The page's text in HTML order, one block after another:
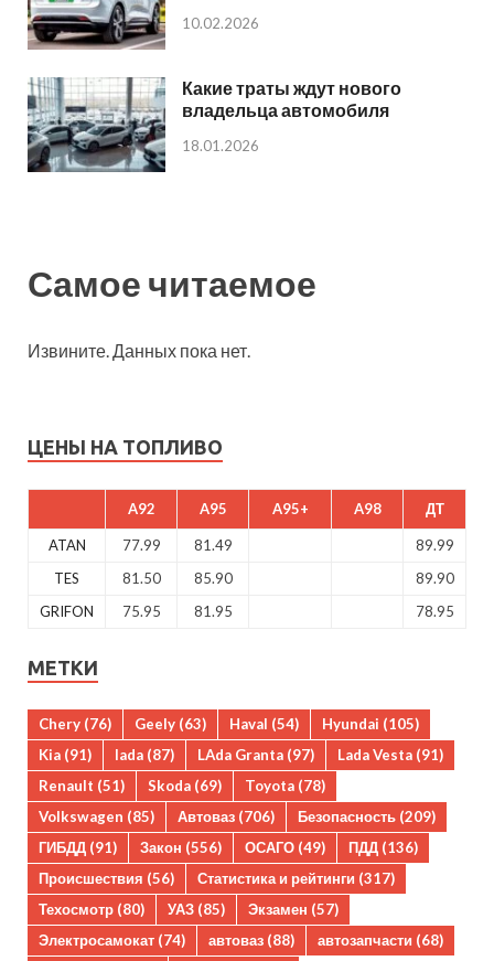
10.02.2026
Какие траты ждут нового
владельца автомобиля
18.01.2026
Самое читаемое
Извините. Данных пока нет.
ЦЕНЫ НА ТОПЛИВО
A92 A95 A95+ A98 ДТ
ATAN 77.99 81.49
89.99
TES
81.50 85.90
89.90
GRIFON
75.95 81.95 78.95
МЕТКИ
Chery (76) Geely (63) Haval (54) Hyundai (105)
Kia (91) lada (87) LAda Granta (97) Lada Vesta (91)
Renault (51) Skoda (69) Toyota (78)
Volkswagen (85) Автоваз (706) Безопасность (209)
ГИБДД (91) Закон (556) ОСАГО (49) ПДД (136)
Происшествия (56) Статистика и рейтинги (317)
Техосмотр (80) УАЗ (85) Экзамен (57)
Электросамокат (74) автоваз (88) автозапчасти (68)